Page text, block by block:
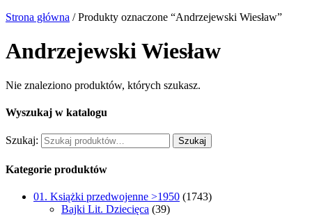
Strona główna / Produkty oznaczone “Andrzejewski Wiesław”
Andrzejewski Wiesław
Nie znaleziono produktów, których szukasz.
Wyszukaj w katalogu
Szukaj: Szukaj
Kategorie produktów
01. Książki przedwojenne >1950 (1743)
Bajki Lit. Dziecięca (39)